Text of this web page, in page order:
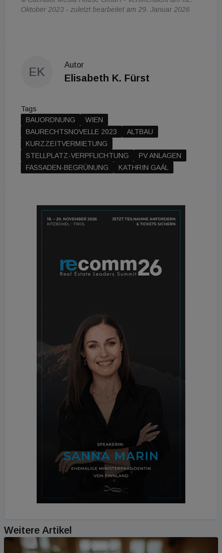
Oktober 2023 - zuletzt bearbeitet am 29. Januar 2026
EK
Autor
Elisabeth K. Fürst
Tags
BAUORDNUNG
WIEN
BAURECHTSNOVELLE 2023
ALTBAU
KURZZEITVERMIETUNG
STELLPLATZ-VERPFLICHTUNG
PV ANLAGEN
FASSADEN-BEGRÜNUNG
KATHRIN GAÁL
Weitere Artikel